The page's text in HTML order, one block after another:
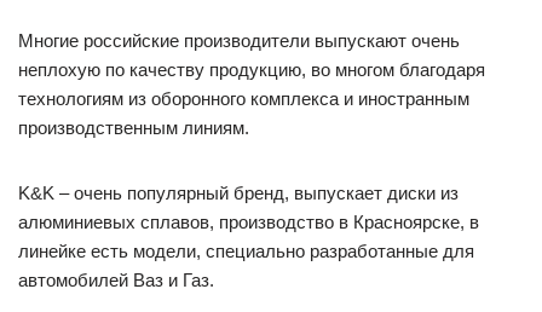
Многие российские производители выпускают очень
неплохую по качеству продукцию, во многом благодаря
технологиям из оборонного комплекса и иностранным
производственным линиям.
K&K – очень популярный бренд, выпускает диски из
алюминиевых сплавов, производство в Красноярске, в
линейке есть модели, специально разработанные для
автомобилей Ваз и Газ.